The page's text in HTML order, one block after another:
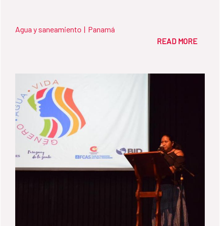
Agua y saneamiento | Panamá
READ MORE